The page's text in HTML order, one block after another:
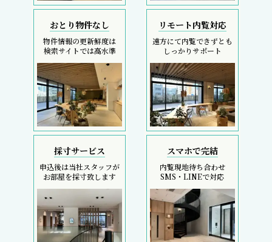
おとり物件なし
物件情報の更新鮮度は
検索サイトでは高水準
リモート内覧対応
遠方にて内覧できずとも
しっかりサポート
採寸サービス
申込後は当社スタッフが
お部屋を採寸致します
スマホで完結
内覧現地待ち合わせ
SMS・LINEで対応